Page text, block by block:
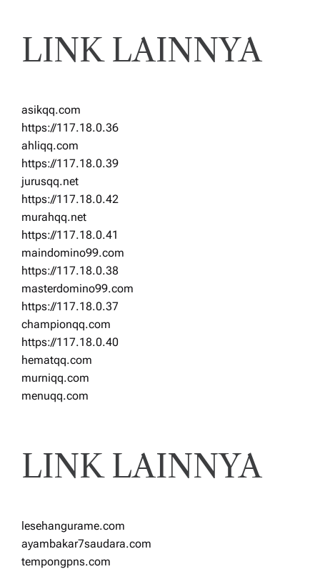
LINK LAINNYA
asikqq.com
https://117.18.0.36
ahliqq.com
https://117.18.0.39
jurusqq.net
https://117.18.0.42
murahqq.net
https://117.18.0.41
maindomino99.com
https://117.18.0.38
masterdomino99.com
https://117.18.0.37
championqq.com
https://117.18.0.40
hematqq.com
murniqq.com
menuqq.com
LINK LAINNYA
lesehangurame.com
ayambakar7saudara.com
tempongpns.com